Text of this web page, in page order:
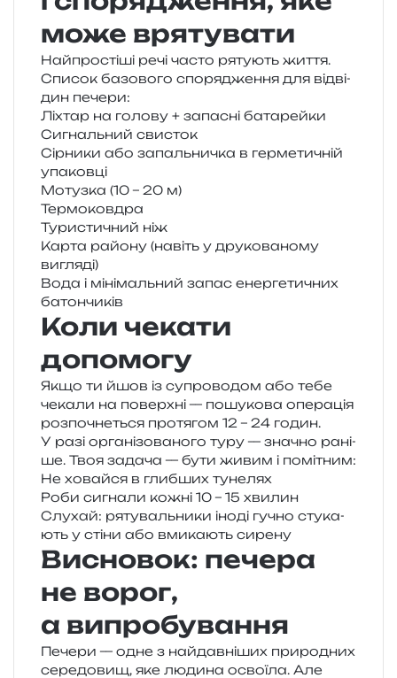
може врятувати
Найпростіші речі часто ряту­ють життя.
Список базо­во­го спо­ря­дже­н­ня для від­ві­
дин печери:
Ліхтар на голо­ву + запа­сні батарейки
Сигнальний сви­сток
Сірники або запаль­ни­чка в гер­ме­ти­чній
упаковці
Мотузка (10 – 20 м)
Термоковдра
Туристичний ніж
Карта райо­ну (навіть у дру­ко­ва­но­му
вигляді)
Вода і міні­маль­ний запас енер­ге­ти­чних
батончиків
Коли чекати
допомогу
Якщо ти йшов із супро­во­дом або тебе
чека­ли на поверх­ні — пошу­ко­ва опе­ра­ція
роз­по­чне­ться про­тя­гом 12 – 24 годин.
У разі орга­ні­зо­ва­но­го туру — зна­чно рані­
ше. Твоя зада­ча — бути живим і помітним:
Не ховай­ся в глиб­ших тунелях
Роби сигна­ли кожні 10 – 15 хвилин
Слухай: ряту­валь­ни­ки іноді гучно сту­ка­
ють у стіни або вми­ка­ють сирену
Висновок: печера
не ворог,
а випробування
Печери — одне з най­дав­ні­ших при­ро­дних
сере­до­вищ, яке люди­на осво­ї­ла. Але